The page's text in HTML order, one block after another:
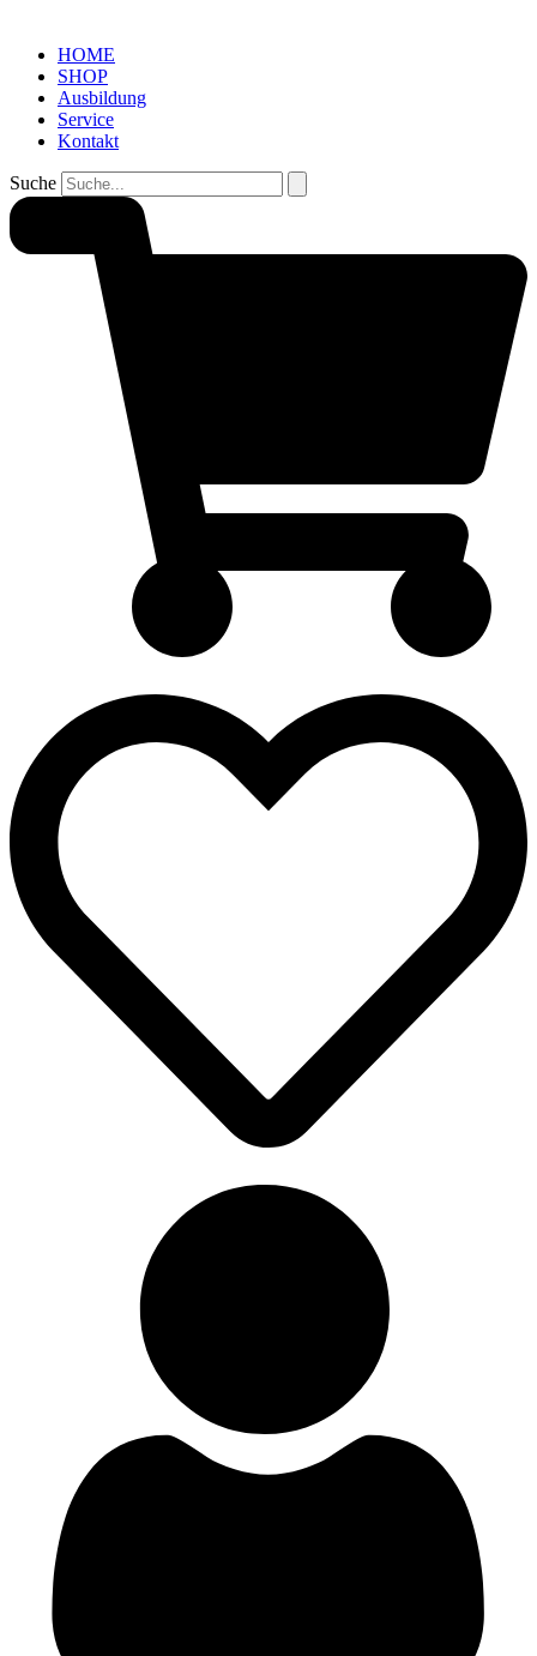
HOME
SHOP
Ausbildung
Service
Kontakt
Suche